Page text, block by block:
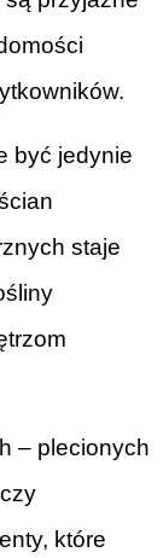
być jedynie
staje
– plecionych
które